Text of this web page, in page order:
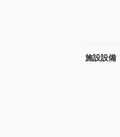
施設設備